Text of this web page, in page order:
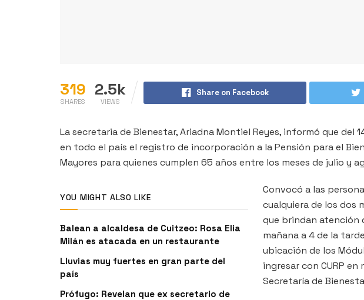
319
SHARES
2.5k
VIEWS
Share on Facebook
La secretaria de Bienestar, Ariadna Montiel Reyes, informó que del
en todo el país el registro de incorporación a la Pensión para el
Mayores para quienes cumplen 65 años entre los meses de julio y
YOU MIGHT ALSO LIKE
Balean a alcaldesa de Cuitzeo: Rosa Elia
Milán es atacada en un restaurante
Lluvias muy fuertes en gran parte del
país
Prófugo: Revelan que ex secretario de
Convocó a las
cualquiera de los dos
que brindan atención
mañana a 4 de la
ubicación de los
ingresar con CURP
Secretaría de